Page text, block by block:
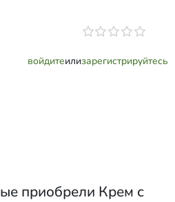
войдитеилизарегистрируйтесь
приобрели Крем с